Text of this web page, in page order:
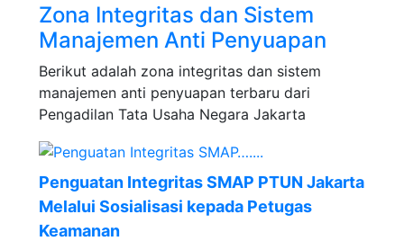
Zona Integritas dan Sistem
Manajemen Anti Penyuapan
Berikut adalah zona integritas dan sistem
manajemen anti penyuapan terbaru dari
Pengadilan Tata Usaha Negara Jakarta
Penguatan Integritas SMAP PTUN Jakarta
Melalui Sosialisasi kepada Petugas
Keamanan